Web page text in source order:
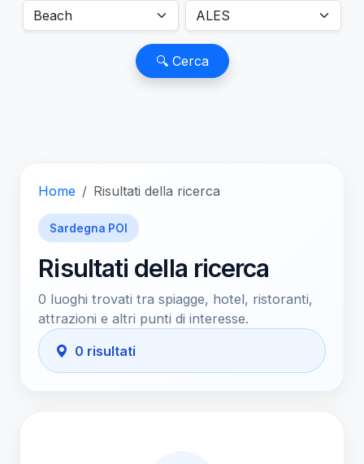
🔍 Cerca
Home Risultati della ricerca
Sardegna POI
Risultati della ricerca
0 luoghi trovati tra spiagge, hotel, ristoranti,
attrazioni e altri punti di interesse.
0 risultati